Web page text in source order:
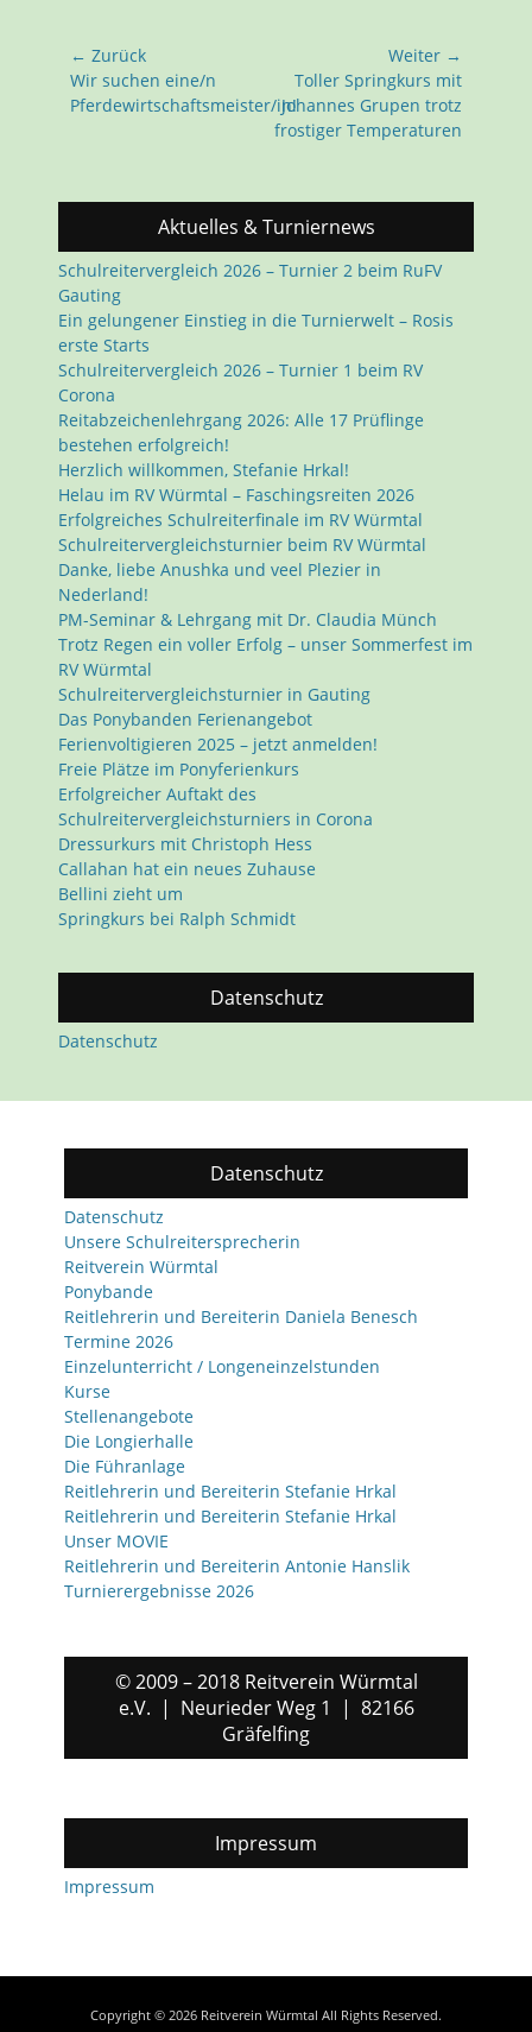
Beitragsnavigation
← Zurück
Vorhergehender
Beitrag:
Wir suchen eine/n
Pferdewirtschaftsmeister/in!
Weiter →
Nächster
Beitrag:
Toller Springkurs mit
Johannes Grupen trotz
frostiger Temperaturen
Aktuelles & Turniernews
Schulreitervergleich 2026 – Turnier 2 beim RuFV
Gauting
Ein gelungener Einstieg in die Turnierwelt – Rosis
erste Starts
Schulreitervergleich 2026 – Turnier 1 beim RV
Corona
Reitabzeichenlehrgang 2026: Alle 17 Prüflinge
bestehen erfolgreich!
Herzlich willkommen, Stefanie Hrkal!
Helau im RV Würmtal – Faschingsreiten 2026
Erfolgreiches Schulreiterfinale im RV Würmtal
Schulreitervergleichsturnier beim RV Würmtal
Danke, liebe Anushka und veel Plezier in
Nederland!
PM-Seminar & Lehrgang mit Dr. Claudia Münch
Trotz Regen ein voller Erfolg – unser Sommerfest im
RV Würmtal
Schulreitervergleichsturnier in Gauting
Das Ponybanden Ferienangebot
Ferienvoltigieren 2025 – jetzt anmelden!
Freie Plätze im Ponyferienkurs
Erfolgreicher Auftakt des
Schulreitervergleichsturniers in Corona
Dressurkurs mit Christoph Hess
Callahan hat ein neues Zuhause
Bellini zieht um
Springkurs bei Ralph Schmidt
Datenschutz
Datenschutz
Datenschutz
Datenschutz
Unsere Schulreitersprecherin
Reitverein Würmtal
Ponybande
Reitlehrerin und Bereiterin Daniela Benesch
Termine 2026
Einzelunterricht / Longeneinzelstunden
Kurse
Stellenangebote
Die Longierhalle
Die Führanlage
Reitlehrerin und Bereiterin Stefanie Hrkal
Reitlehrerin und Bereiterin Stefanie Hrkal
Unser MOVIE
Reitlehrerin und Bereiterin Antonie Hanslik
Turnierergebnisse 2026
© 2009 – 2018 Reitverein Würmtal
e.V. | Neurieder Weg 1 | 82166
Gräfelfing
Impressum
Impressum
Copyright © 2026 Reitverein Würmtal All Rights Reserved.